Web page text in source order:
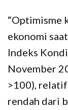
“Optimisme
ekonomi
Indeks
November
>100),
rendah dari